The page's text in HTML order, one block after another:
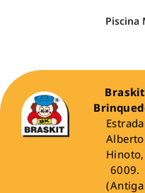
Piscina
Braskit
Estrada
Alberto
Hinoto,
6009.
(Antiga